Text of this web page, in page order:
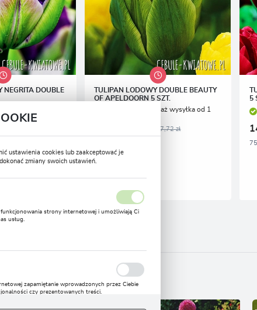
NEGRITA DOUBLE
TULIPAN LODOWY DOUBLE BEAUTY
OF APELDOORN 5 SZT.
Przedsprzedaż wysyłka od 1
17,72 zł
5
ustawienia cookies lub zaakceptować je
zmiany swoich ustawień.
strony internetowej i umożliwiają Ci
usług.
formularzy. Dzięki plikom cookies
zapamiętanie wprowadzonych przez Ciebie
czy prezentowanych treści.